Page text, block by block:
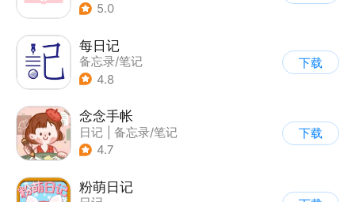
5.0
每日记
备忘录/笔记
4.8
下载
念念手帐
日记
备忘录/笔记
4.7
下载
粉萌日记